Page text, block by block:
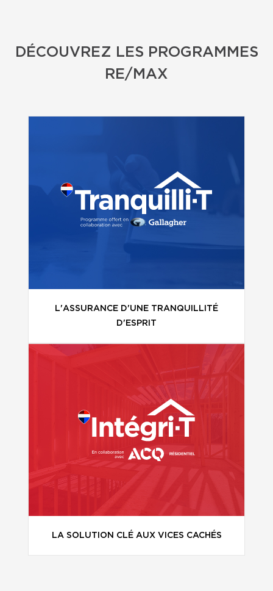
DÉCOUVREZ LES PROGRAMMES
RE/MAX
L'ASSURANCE D'UNE TRANQUILLITÉ
D'ESPRIT
LA SOLUTION CLÉ AUX VICES CACHÉS